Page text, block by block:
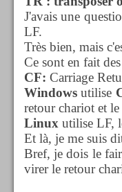
J'avais une
LF.
Très bien, mais
Ce sont en fait
CF: Carriage
Windowsutilise
retour chariot et
Linux utilise LF,
Et là, je me suis
Bref, je dois le
virer le retour